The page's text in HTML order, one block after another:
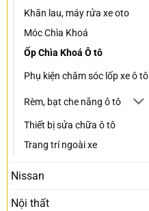
Khăn lau, máy rửa xe oto
Móc Chìa Khoá
Ốp Chìa Khoá Ô tô
Phụ kiện chăm sóc lốp xe ô tô
Rèm, bạt che nắng ô tô
Thiết bị sửa chữa ô tô
Trang trí ngoài xe
Nissan
Nội thất